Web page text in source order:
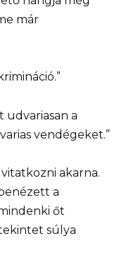
már
udvariasan a
vendégeket.”
akarna.
a
őt
súlya